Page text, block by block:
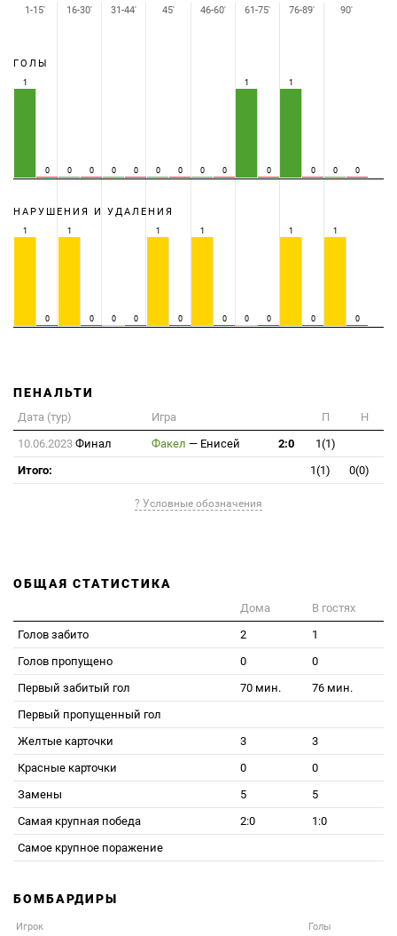
ГОЛЫ
1
0 0 0 0 0 0 0 0 0
1
0
1
0 0 0
НАРУШЕНИЯ И УДАЛЕНИЯ
1
0
1
0 0 0
1
0
1
0 0 0
1
0
1
0
1-15' 16-30' 31-44' 45' 46-60' 61-75' 76-89' 90'
ПЕНАЛЬТИ
Дата (тур) Игра П
Н
10.06.2023 Финал Факел — Енисей 2:0
1(1)
Итого:
1(1) 0(0)
? Условные обозначения
ОБЩАЯ СТАТИСТИКА
Дома
В гостях
Голов забито
2
1
Голов пропущено
0
0
Первый забитый гол
70 мин.
76 мин.
Первый пропущенный гол
Желтые карточки
3
3
Красные карточки
0
0
Замены
5
5
Самая крупная победа
2:0
1:0
Самое крупное поражение
БОМБАРДИРЫ
Игрок Голы